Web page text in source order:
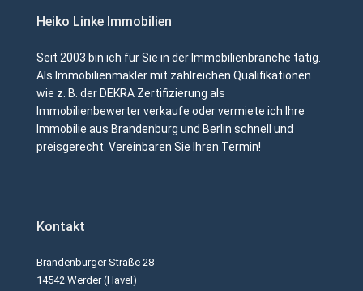
Heiko Linke Immobilien
Seit 2003 bin ich für Sie in der Immobilienbranche tätig.
Als Immobilienmakler mit zahlreichen Qualifikationen
wie z. B. der DEKRA Zertifizierung als
Immobilienbewerter verkaufe oder vermiete ich Ihre
Immobilie aus Brandenburg und Berlin schnell und
preisgerecht. Vereinbaren Sie Ihren Termin!
Kontakt
Brandenburger Straße 28
14542 Werder (Havel)